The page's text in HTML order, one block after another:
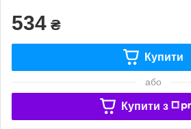
534 ₴
Купити
або
Купити з